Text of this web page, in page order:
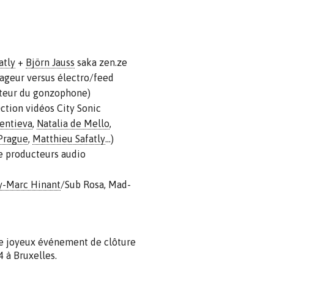
+ Björn Jauss saka zen.ze
versus électro/feed
du gonzophone)
vidéos City Sonic
, Natalia de Mello,
, Matthieu Safatly…)
producteurs audio
Marc Hinant/Sub Rosa, Mad-
joyeux événement de clôture
à Bruxelles.